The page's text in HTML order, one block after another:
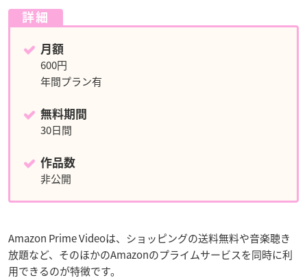
詳細
月額
600円
年間プラン有
無料期間
30日間
作品数
非公開
Amazon Prime Videoは、ショッピングの送料無料や音楽聴き
放題など、そのほかのAmazonのプライムサービスを同時に利
用できるのが特徴です。